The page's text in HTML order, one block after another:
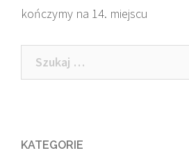
navigation
kończymy na 14. miejscu
Szukaj:
KATEGORIE